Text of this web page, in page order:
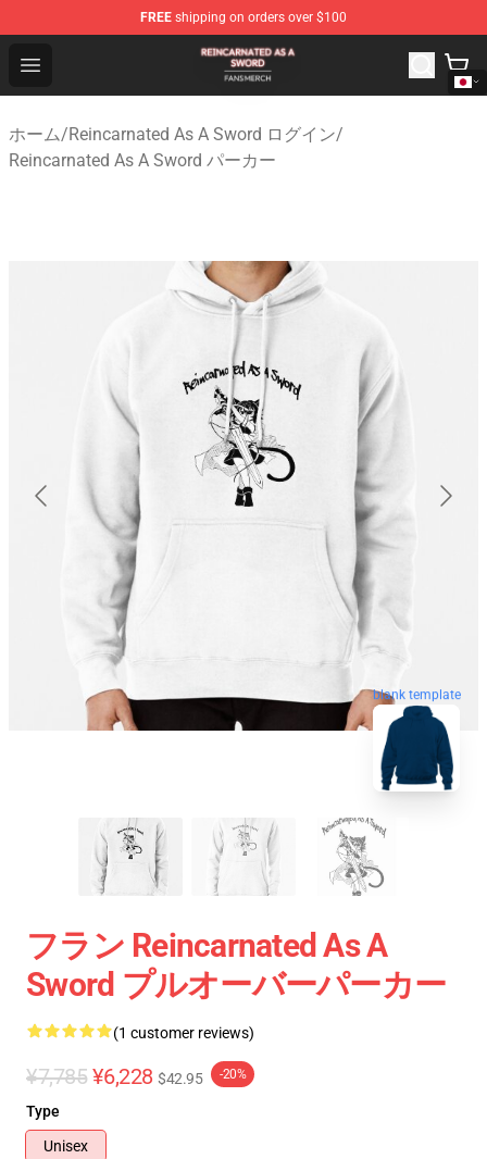
FREE shipping on orders over $100
Open menu
Reincarnated As A Sword Shop - Official Reincarnated
ホーム/Reincarnated As A Sword ログイン/
Reincarnated As A Sword パーカー
blank template
フラン Reincarnated As A
Sword プルオーバーパーカー
(1 customer reviews)
¥7,785 ¥6,228 $42.95 -20%
Type
Unisex